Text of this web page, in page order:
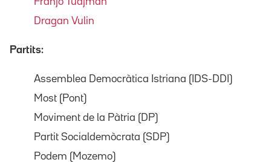
Dragan Vulin
Partits:
Assemblea Democràtica Istriana (IDS-DDI)
Most (Pont)
Moviment de la Pàtria (DP)
Partit Socialdemòcrata (SDP)
Podem (Mozemo)